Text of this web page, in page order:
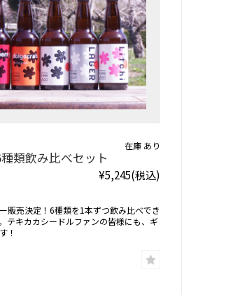
在庫 あり
類飲み比べセット
¥5,245(税込)
販売決定！6種類を1本ずつ飲み比べでき
テキカカシードルファンの皆様にも、ギ
！